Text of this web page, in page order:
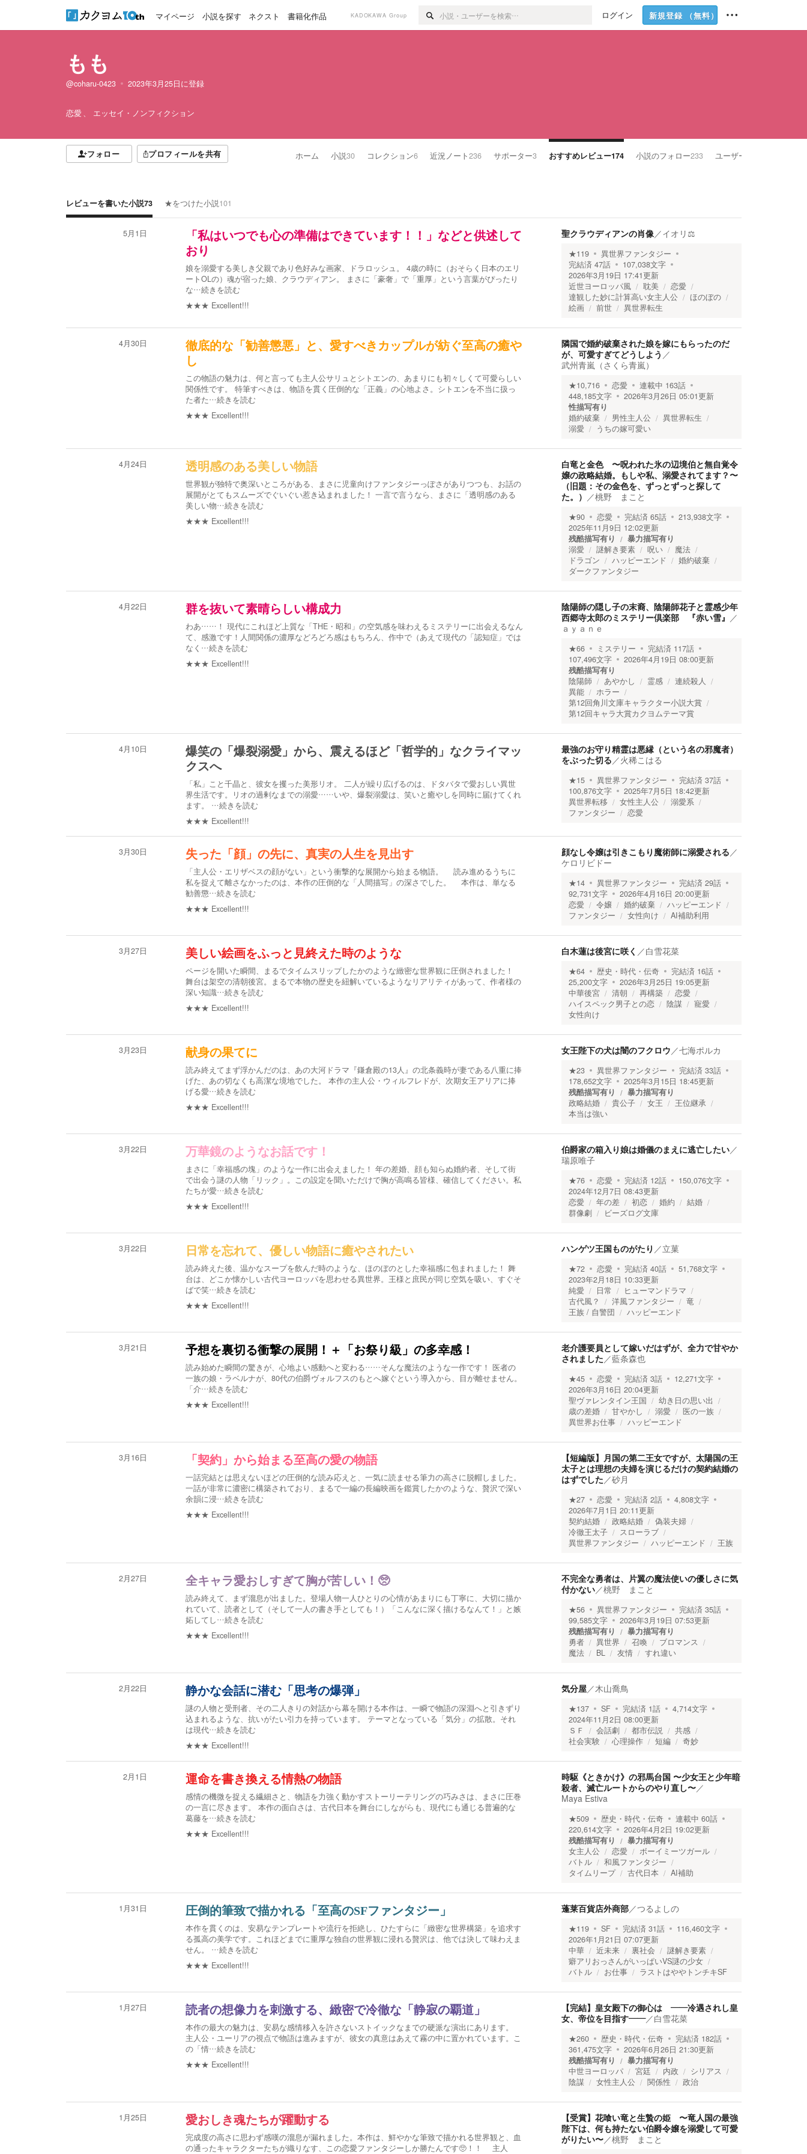
マイページ 小説を探す ネクスト 書籍化作品 KADOKAWA Group ログイン 新規登録 （無料）
もも
@coharu-0423 2023年3月25日に登録
恋愛 エッセイ・ノンフィクション
フォロー プロフィールを共有 ホーム 小説30 コレクション6 近況ノート236 サポーター3 おすすめレビュー174 小説のフォロー233 ユーザーのフォロー
レビューを書いた小説73 ★をつけた小説101
5月1日
「私はいつでも心の準備はできています！！」などと供述して
おり
娘を溺愛する美しき父親であり色好みな画家、ドラロッシュ。 4歳の時に（おそらく日本のエリ
ートOLの）魂が宿った娘、クラウディアン。 まさに「豪奢」で「重厚」という言葉がぴったり
な…続きを読む
★★★ Excellent!!!
聖クラウディアンの肖像／イオリ⚖️
★119
異世界ファンタジー
完結済 47話 107,038文字
2026年3月19日 17:41更新
近世ヨーロッパ風
耽美
恋愛
達観した妙に計算高い女主人公
ほのぼの
絵画
前世 異世界転生
4月30日
徹底的な「勧善懲悪」と、愛すべきカップルが紡ぐ至高の癒や
し
この物語の魅力は、何と言っても主人公サリュとシトエンの、あまりにも初々しくて可愛らしい
関係性です。 特筆すべきは、物語を貫く圧倒的な「正義」の心地よさ。シトエンを不当に扱っ
た者た…続きを読む
★★★ Excellent!!!
隣国で婚約破棄された娘を嫁にもらったのだ
が、可愛すぎてどうしよう ／
武州青嵐（さくら青嵐）
★10,716 恋愛 連載中 163話
448,185文字 2026年3月26日 05:01更新
性描写有り
婚約破棄
男性主人公
異世界転生
溺愛
うちの嫁可愛い
4月24日 透明感のある美しい物語
世界観が独特で奥深いところがある、まさに児童向けファンタジーっぽさがありつつも、お話の
展開がとてもスムーズでぐいぐい惹き込まれました！ 一言で言うなら、まさに「透明感のある
美しい物…続きを読む
★★★ Excellent!!!
白竜と金色 〜呪われた氷の辺境伯と無自覚令
嬢の政略結婚。もしや私、溺愛されてます？〜
（旧題：その金色を、ずっとずっと探して
た。） ／桃野 まこと
★90 恋愛 完結済 65話 213,938文字
2025年11月9日 12:02更新
残酷描写有り
暴力描写有り
溺愛
謎解き要素 呪い
魔法
ドラゴン
ハッピーエンド
婚約破棄
ダークファンタジー
4月22日 群を抜いて素晴らしい構成力
わあ……！ 現代にこれほど上質な「THE・昭和」の空気感を味わえるミステリーに出会えるなん
て、感激です！人間関係の濃厚などろどろ感はもちろん、作中で（あえて現代の「認知症」では
なく …続きを読む
★★★ Excellent!!!
陰陽師の隠し子の末裔、陰陽師花子と霊感少年
西郷寺太郎のミステリー倶楽部 『赤い雪』 ／
ａｙａｎｅ
★66 ミステリー 完結済 117話
107,496文字 2026年4月19日 08:00更新
残酷描写有り
陰陽師
あやかし 霊感
連続殺人
異能
ホラー
第12回角川文庫キャラクター小説大賞
第12回キャラ大賞カクヨムテーマ賞
4月10日
爆笑の「爆裂溺愛」から、震えるほど「哲学的」なクライマッ
クスへ
「私」こと千晶と、彼女を攫った美形リオ。 二人が繰り広げるのは、ドタバタで愛おしい異世
界生活です。リオの過剰なまでの溺愛……いや、爆裂溺愛は、笑いと癒やしを同時に届けてくれ
ます。 …続きを読む
★★★ Excellent!!!
最強のお守り精霊は悪縁（という名の邪魔者）
をぶった切る／火稀こはる
★15 異世界ファンタジー 完結済 37話
100,876文字 2025年7月5日 18:42更新
異世界転移
女性主人公
溺愛系
ファンタジー
恋愛
3月30日 失った「顔」の先に、真実の人生を見出す
「主人公・エリザベスの顔がない」という衝撃的な展開から始まる物語。 読み進めるうちに
私を捉えて離さなかったのは、本作の圧倒的な「人間描写」の深さでした。 本作は、単なる
勧善懲…続きを読む
★★★ Excellent!!!
顔なし令嬢は引きこもり魔術師に溺愛される／
ケロリビドー
★14 異世界ファンタジー 完結済 29話
92,731文字 2026年4月16日 20:00更新
恋愛
令嬢 婚約破棄
ハッピーエンド
ファンタジー
女性向け AI補助利用
3月27日 美しい絵画をふっと見終えた時のような
ページを開いた瞬間、まるでタイムスリップしたかのような緻密な世界観に圧倒されました！
舞台は架空の清朝後宮。まるで本物の歴史を紐解いているようなリアリティがあって、作者様の
深い知識…続きを読む
★★★ Excellent!!!
白木蓮は後宮に咲く ／白雪花菜
★64 歴史・時代・伝奇 完結済 16話
25,200文字 2026年3月25日 19:05更新
中華後宮
清朝 再構築
恋愛
ハイスペック男子との恋
陰謀
寵愛
女性向け
3月23日 献身の果てに
読み終えてまず浮かんだのは、あの大河ドラマ『鎌倉殿の13人』の北条義時が妻である八重に捧
げた、あの切なくも高潔な境地でした。 本作の主人公・ウィルフレドが、次期女王アリアに捧
げる愛…続きを読む
★★★ Excellent!!!
女王陛下の犬は闇のフクロウ／七海ポルカ
★23 異世界ファンタジー 完結済 33話
178,652文字 2025年3月15日 18:45更新
残酷描写有り
暴力描写有り
政略結婚
貴公子 女王
王位継承
本当は強い
3月22日 万華鏡のようなお話です！
まさに「幸福感の塊」のような一作に出会えました！ 年の差婚、顔も知らぬ婚約者、そして街
で出会う謎の人物「リック」。この設定を聞いただけで胸が高鳴る皆様、確信してください。私
たちが愛…続きを読む
★★★ Excellent!!!
伯爵家の箱入り娘は婚儀のまえに逃亡したい／
瑞原唯子
★76 恋愛 完結済 12話 150,076文字
2024年12月7日 08:43更新
恋愛
年の差 初恋 婚約
結婚
群像劇
ビーズログ文庫
3月22日 日常を忘れて、優しい物語に癒やされたい
読み終えた後、温かなスープを飲んだ時のような、ほのぼのとした幸福感に包まれました！ 舞
台は、どこか懐かしい古代ヨーロッパを思わせる異世界。王様と庶民が同じ空気を吸い、すぐそ
ばで笑…続きを読む
★★★ Excellent!!!
ハンゲツ王国ものがたり ／立菓
★72 恋愛 完結済 40話 51,768文字
2023年2月18日 10:33更新
純愛
日常
ヒューマンドラマ
古代風？
洋風ファンタジー
竜
王族 / 自警団
ハッピーエンド
3月21日 予想を裏切る衝撃の展開！＋「お祭り級」の多幸感！
読み始めた瞬間の驚きが、心地よい感動へと変わる……そんな魔法のような一作です！ 医者の
一族の娘・ラベルナが、80代の伯爵ヴォルフスのもとへ嫁ぐという導入から、目が離せません。
「介…続きを読む
★★★ Excellent!!!
老介護要員として嫁いだはずが、全力で甘やか
されました／藍条森也
★45 恋愛 完結済 3話 12,271文字
2026年3月16日 20:04更新
聖ヴァレンタイン王国
幼き日の思い出
歳の差婚
甘やかし 溺愛
医の一族
異世界お仕事
ハッピーエンド
3月16日 「契約」から始まる至高の愛の物語
一話完結とは思えないほどの圧倒的な読み応えと、一気に読ませる筆力の高さに脱帽しました。
一話が非常に濃密に構築されており、まるで一編の長編映画を鑑賞したかのような、贅沢で深い
余韻に浸…続きを読む
★★★ Excellent!!!
【短編版】月国の第二王女ですが、太陽国の王
太子とは理想の夫婦を演じるだけの契約結婚の
はずでした／砂月
★27 恋愛 完結済 2話 4,808文字
2026年7月1日 20:11更新
契約結婚
政略結婚
偽装夫婦
冷徹王太子
スローラブ
異世界ファンタジー
ハッピーエンド 王族
2月27日 全キャラ愛おしすぎて胸が苦しい！🥺
読み終えて、まず溜息が出ました。登場人物一人ひとりの心情があまりにも丁寧に、大切に描か
れていて、読者として（そして一人の書き手としても！）「こんなに深く描けるなんて！」と嫉
妬してし…続きを読む
★★★ Excellent!!!
不完全な勇者は、片翼の魔法使いの優しさに気
付かない／桃野 まこと
★56 異世界ファンタジー 完結済 35話
99,585文字 2026年3月19日 07:53更新
残酷描写有り
暴力描写有り
勇者
異世界 召喚
ブロマンス
魔法
BL 友情 すれ違い
2月22日 静かな会話に潜む「思考の爆弾」
謎の人物と受刑者、その二人きりの対話から幕を開ける本作は、一瞬で物語の深淵へと引きずり
込まれるような、抗いがたい引力を持っています。 テーマとなっている「気分」の拡散。それ
は現代…続きを読む
★★★ Excellent!!!
気分屋／木山喬鳥
★137 SF 完結済 1話 4,714文字
2024年11月2日 08:00更新
ＳＦ
会話劇 都市伝説
共感
社会実験
心理操作 短編 奇妙
2月1日 運命を書き換える情熱の物語
感情の機微を捉える繊細さと、物語を力強く動かすストーリーテリングの巧みさは、まさに圧巻
の一言に尽きます。 本作の面白さは、古代日本を舞台にしながらも、現代にも通じる普遍的な
葛藤を…続きを読む
★★★ Excellent!!!
時駆《ときかけ》の邪馬台国 〜少女王と少年暗
殺者、滅亡ルートからのやり直し〜／
Maya Estiva
★509 歴史・時代・伝奇 連載中 60話
220,614文字 2026年4月2日 19:02更新
残酷描写有り
暴力描写有り
女主人公
恋愛
ボーイミーツガール
バトル
和風ファンタジー
タイムリープ
古代日本 AI補助
1月31日 圧倒的筆致で描かれる「至高のSFファンタジー」
本作を貫くのは、安易なテンプレートや流行を拒絶し、ひたすらに「緻密な世界構築」を追求す
る孤高の美学です。これほどまでに重厚な独自の世界観に浸れる贅沢は、他では決して味わえま
せん。 …続きを読む
★★★ Excellent!!!
蓬莱百貨店外商部／つるよしの
★119 SF 完結済 31話 116,460文字
2026年1月21日 07:07更新
中華
近未来 裏社会
謎解き要素
癖アリおっさんがいっぱいVS謎の少女
バトル
お仕事 ラストはややトンチキSF
1月27日 読者の想像力を刺激する、緻密で冷徹な「静寂の覇道」
本作の最大の魅力は、安易な感情移入を許さないストイックなまでの硬派な演出にあります。
主人公・ユーリアの視点で物語は進みますが、彼女の真意はあえて霧の中に置かれています。こ
の「情…続きを読む
★★★ Excellent!!!
【完結】皇女殿下の御心は ――冷遇されし皇
女、帝位を目指す――／白雪花菜
★260 歴史・時代・伝奇 完結済 182話
361,475文字 2026年6月26日 21:30更新
残酷描写有り
暴力描写有り
中世ヨーロッパ
宮廷 内政
シリアス
陰謀
女性主人公 関係性 政治
1月25日 愛おしき魂たちが躍動する
完成度の高さに思わず感嘆の溜息が漏れました。本作は、鮮やかな筆致で描かれる世界観と、血
の通ったキャラクターたちが織りなす、この恋愛ファンタジーしか勝たんです🥺！！ 主人
【受賞】花喰い竜と生贄の姫 〜竜人国の最強
陛下は、何も持たない伯爵令嬢を溺愛して可愛
がりたい〜／桃野 まこと